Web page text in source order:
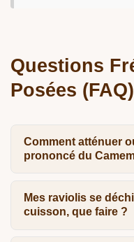
Questions
Posées (FAQ)
Comment atténuer
prononcé du
Mes raviolis se
cuisson, que faire ?